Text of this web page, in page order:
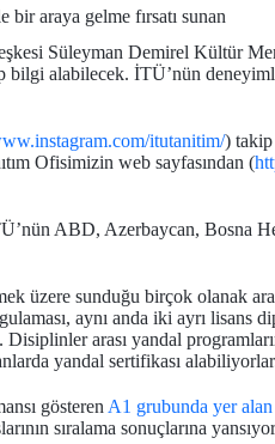
araya gelme fırsatı sunan
Süleyman Demirel Kültür
alabilecek. İTÜ’nün
itutanitim/) takip
Ofisimizin web sayfasından (
ABD, Azerbaycan, Bosna
üzere sunduğu birçok olanak
aynı anda iki ayrı lisans
arası yandal
yandal sertifikası
gösteren A1 grubunda yer alan
sıralama sonuçlarına